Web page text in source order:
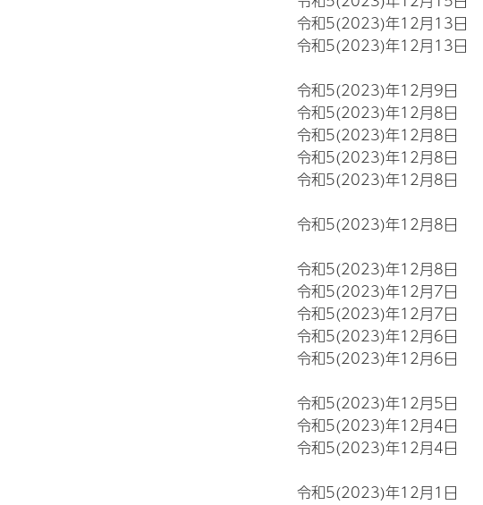
令和5(2023)年12月13日
令和5(2023)年12月13日
令和5(2023)年12月9日
令和5(2023)年12月8日
令和5(2023)年12月8日
令和5(2023)年12月8日
令和5(2023)年12月8日
令和5(2023)年12月8日
令和5(2023)年12月8日
令和5(2023)年12月7日
令和5(2023)年12月7日
令和5(2023)年12月6日
令和5(2023)年12月6日
令和5(2023)年12月5日
令和5(2023)年12月4日
令和5(2023)年12月4日
令和5(2023)年12月1日